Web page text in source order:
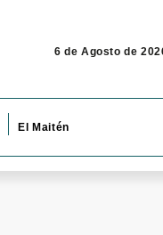
6 de Agosto de
El Maitén